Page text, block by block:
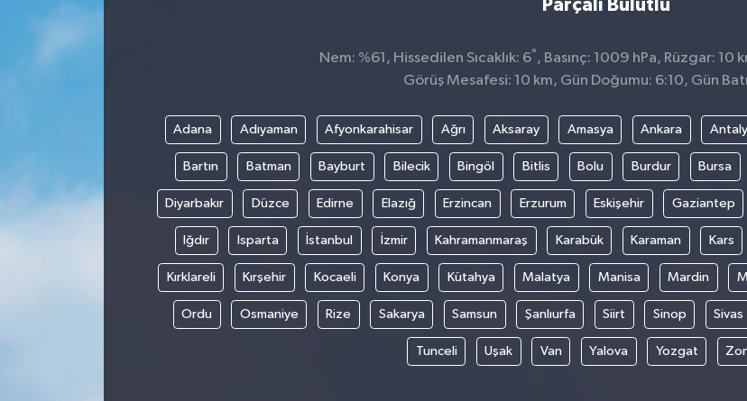
Parçalı Bulutlu
Nem: %61, Hissedilen Sıcaklık: 6° , Basınç: 1009 hPa, Rüzgar: 10
Görüş Mesafesi: 10 km, Gün Doğumu: 6:10, Gün
Adana Adıyaman Afyonkarahisar Ağrı Aksaray Amasya Ankara
Bartın Batman Bayburt Bilecik Bingöl Bitlis Bolu Burdur Bursa
Diyarbakır Düzce Edirne Elazığ Erzincan Erzurum Eskişehir Gaziantep
Iğdır Isparta İstanbul İzmir Kahramanmaraş Karabük Karaman Kars
Kırklareli Kırşehir Kocaeli Konya Kütahya Malatya Manisa Mardin
Ordu Osmaniye Rize Sakarya Samsun Şanlıurfa Siirt Sinop Sivas
Tunceli Uşak Van Yalova Yozgat